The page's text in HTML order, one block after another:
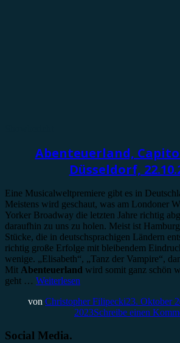
Abenteuerland,
Düsseldorf,
Eine Musicalweltpremiere gibt es in
Meistens wird geschaut, was am Londoner
Yorker Broadway die letzten Jahre richtig
daraufhin zu uns zu holen. Meist ist
Stücke, die in deutschsprachigen Ländern
richtig große Erfolge mit bleibendem
wenige. „Elisabeth“, „Tanz der Vampire“,
Mit Abenteuerland wird somit ganz schön
geht … Weiterlesen
von Christopher Filipecki23. Oktober
2023Schreibe einen
Social Media.